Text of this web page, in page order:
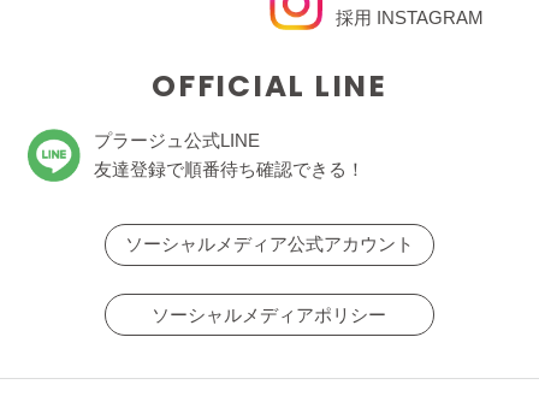
採用 INSTAGRAM
OFFICIAL LINE
プラージュ公式LINE
友達登録で順番待ち確認できる！
ソーシャルメディア公式アカウント
ソーシャルメディアポリシー